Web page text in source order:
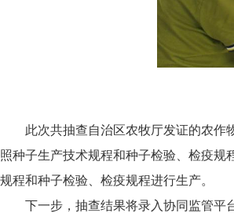
此次共抽查自治区农牧厅发证的农作
照种子生产技术规程和种子检验、检疫
规程和种子检验、检疫规程进行生产。
下一步，抽查结果将录入协同监管平